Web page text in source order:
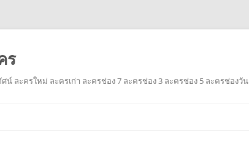
ร
น์ ละครใหม่ ละครเก่า ละครช่อง 7 ละครช่อง 3 ละครช่อง 5 ละครช่องวัน